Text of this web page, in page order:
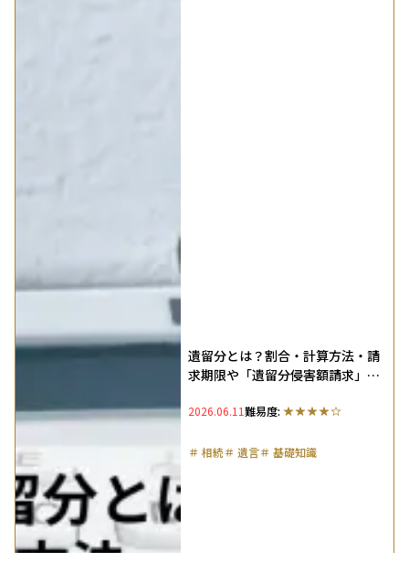
遺留分とは？割合・計算方法・請
求期限や「遺留分侵害額請求」を
2026.06.11難易度:
＃ 相続＃ 遺言＃ 基礎知識